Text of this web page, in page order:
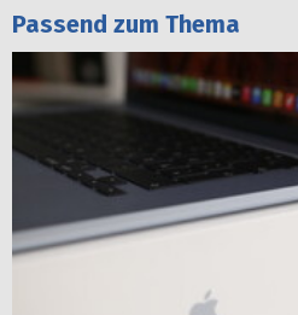
Passend zum Thema